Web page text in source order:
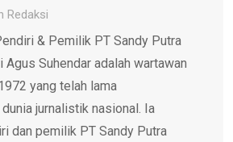
Redaksi
& Pemilik PT Sandy Putra
Agus Suhendar adalah wartawan
yang telah lama
jurnalistik nasional. Ia
dan pemilik PT Sandy Putra